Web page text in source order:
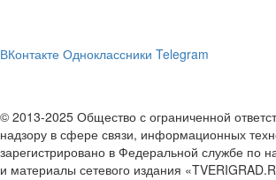
ВКонтакте Одноклассники Telegram
© 2013-2025 Общество с ограниченной
надзору в сфере связи, информационных
зарегистрировано в Федеральной службе
и материалы сетевого издания